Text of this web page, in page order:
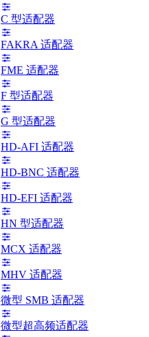
C 型适配器
FAKRA 适配器
FME 适配器
F 型适配器
G 型适配器
HD-AFI 适配器
HD-BNC 适配器
HD-EFI 适配器
HN 型适配器
MCX 适配器
MHV 适配器
微型 SMB 适配器
微型超高频适配器